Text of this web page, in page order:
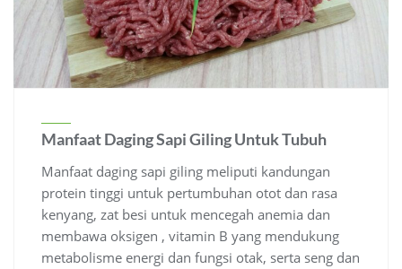
Manfaat Daging Sapi Giling Untuk Tubuh
Manfaat daging sapi giling meliputi kandungan
protein tinggi untuk pertumbuhan otot dan rasa
kenyang, zat besi untuk mencegah anemia dan
membawa oksigen , vitamin B yang mendukung
metabolisme energi dan fungsi otak, serta seng dan